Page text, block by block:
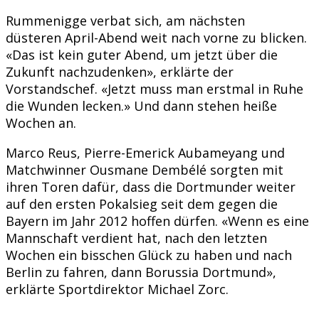
Rummenigge verbat sich, am nächsten
düsteren April-Abend weit nach vorne zu blicken.
«Das ist kein guter Abend, um jetzt über die
Zukunft nachzudenken», erklärte der
Vorstandschef. «Jetzt muss man erstmal in Ruhe
die Wunden lecken.» Und dann stehen heiße
Wochen an.
Marco Reus, Pierre-Emerick Aubameyang und
Matchwinner Ousmane Dembélé sorgten mit
ihren Toren dafür, dass die Dortmunder weiter
auf den ersten Pokalsieg seit dem gegen die
Bayern im Jahr 2012 hoffen dürfen. «Wenn es eine
Mannschaft verdient hat, nach den letzten
Wochen ein bisschen Glück zu haben und nach
Berlin zu fahren, dann Borussia Dortmund»,
erklärte Sportdirektor Michael Zorc.